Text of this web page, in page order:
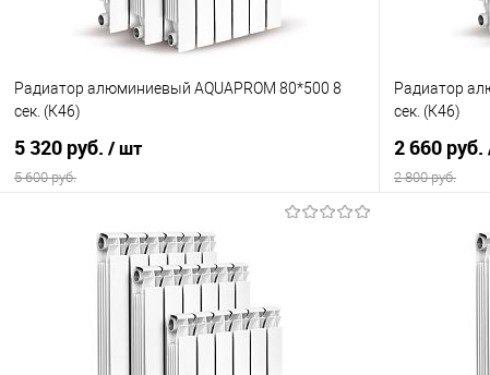
Радиатор алюминиевый AQUAPROM 80*500 8
сек. (К46)
5 320 руб. / шт
5 600 руб.
В корзину
Купить в 1 клик
Сравнение
В наличии
Радиатор
сек. (К46)
2 660 руб.
2 800 руб.
Купить в